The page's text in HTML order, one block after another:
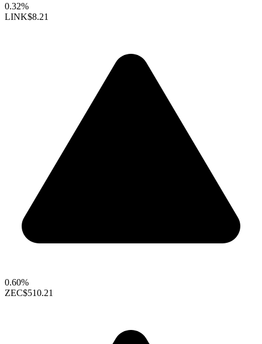
0.32%
LINK$8.21
0.60%
ZEC$510.21